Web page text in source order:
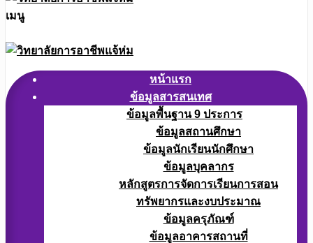
เมนู
หน้าแรก
ข้อมูลสารสนเทศ
ข้อมูลพื้นฐาน 9 ประการ
ข้อมูลสถานศึกษา
ข้อมูลนักเรียนนักศึกษา
ข้อมูลบุคลากร
หลักสูตรการจัดการเรียนการสอน
ทรัพยากรและงบประมาณ
ข้อมูลครุภัณฑ์
ข้อมูลอาคารสถานที่